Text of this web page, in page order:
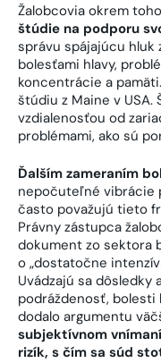
Žalobcovia okrem toho
štúdie na podporu
správu spájajúcu
bolesťami hlavy,
koncentrácie a
štúdiu z Maine v
vzdialenosťou od
problémami, ako sú
Ďalším zameraním
nepočuteľné vibrácie
často považujú tieto
Právny zástupca
dokument zo sektora
o „dostatočne
Uvádzajú sa dôsledky
podráždenosť, bolesti
dodalo argumentu
subjektívnom
rizík, s čím sa súd